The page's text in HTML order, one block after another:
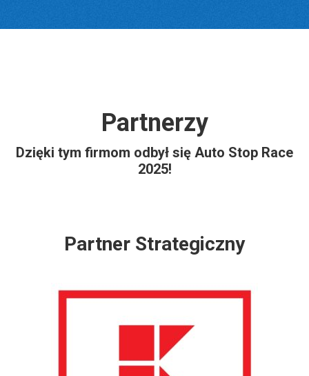
Partnerzy
Dzięki tym firmom odbył się Auto Stop Race
2025!
Partner Strategiczny